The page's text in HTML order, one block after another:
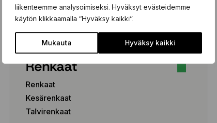
liikenteemme analysoimiseksi. Hyväksyt evästeidemme
käytön klikkaamalla ”Hyväksy kaikki”.
Mukauta Hyväksy kaikki
Henkilöauto
Pakettiauto/SUV/EV
Renkaat
Renkaat
Kesärenkaat
Talvirenkaat